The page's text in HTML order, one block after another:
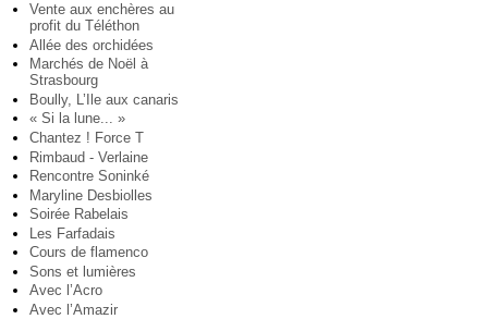
Vente aux enchères au
profit du Téléthon
Allée des orchidées
Marchés de Noël à
Strasbourg
Boully, L’Ile aux canaris
« Si la lune... »
Chantez ! Force T
Rimbaud - Verlaine
Rencontre Soninké
Maryline Desbiolles
Soirée Rabelais
Les Farfadais
Cours de flamenco
Sons et lumières
Avec l’Acro
Avec l’Amazir